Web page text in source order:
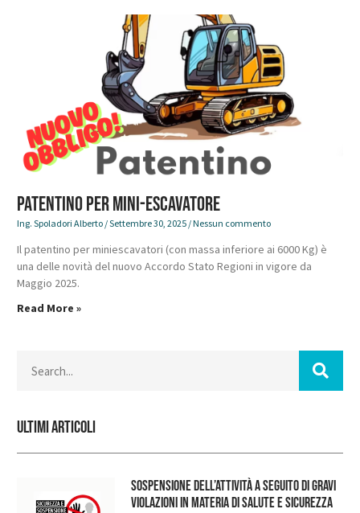
Patentino per Mini-escavatore
Ing. Spoladori Alberto Settembre 30, 2025 Nessun commento
Il patentino per miniescavatori (con massa inferiore ai 6000 Kg) è
una delle novità del nuovo Accordo Stato Regioni in vigore da
Maggio 2025.
Read More »
Ultimi Articoli
SOSPENSIONE DELL’ATTIVITÀ A SEGUITO DI GRAVI
VIOLAZIONI IN MATERIA DI SALUTE E SICUREZZA